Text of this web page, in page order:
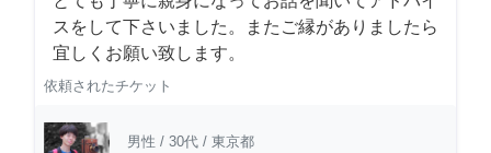
スをして下さいました。またご縁がありましたら
宜しくお願い致します。
依頼されたチケット
男性 / 30代 / 東京都